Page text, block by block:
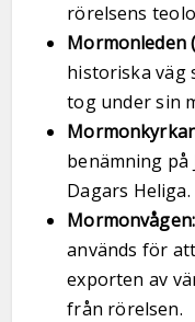
rörelsens
Mormonleden
historiska väg
tog under sin
benämning på
Dagars Heliga.
Mormonvågen:
används för
exporten av
från rörelsen.